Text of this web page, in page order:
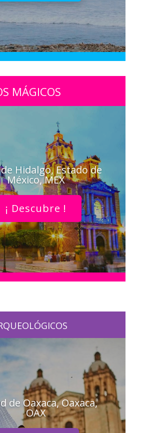
MÁGICOS
Hidalgo, Estado de
México, MEX
¡ Descubre !
de Oaxaca, Oaxaca,
OAX